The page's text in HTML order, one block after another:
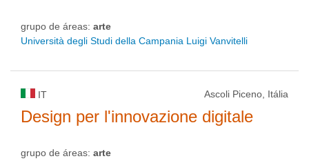
grupo de áreas: arte
Università degli Studi della Campania Luigi Vanvitelli
IT Ascoli Piceno, Itália
Design per l'innovazione digitale
grupo de áreas: arte